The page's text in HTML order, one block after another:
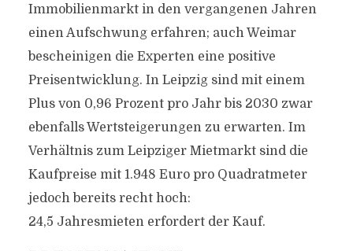
Immobilienmarkt in den vergangenen Jahren
einen Aufschwung erfahren; auch Weimar
bescheinigen die Experten eine positive
Preisentwicklung. In Leipzig sind mit einem
Plus von 0,96 Prozent pro Jahr bis 2030 zwar
ebenfalls Wertsteigerungen zu erwarten. Im
Verhältnis zum Leipziger Mietmarkt sind die
Kaufpreise mit 1.948 Euro pro Quadratmeter
jedoch bereits recht hoch:
24,5 Jahresmieten erfordert der Kauf.